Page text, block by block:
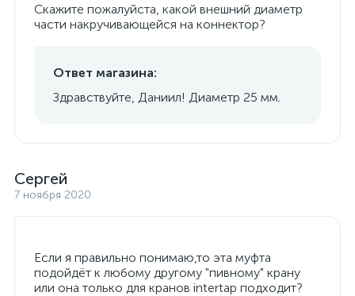
Скажите пожалуйста, какой внешний диаметр
части накручивающейся на коннектор?
Ответ магазина:
Здравствуйте, Даниил! Диаметр 25 мм.
Сергей
7 ноября 2020
Если я правильно понимаю,то эта муфта
подойдёт к любому другому "пивному" крану
или она только для кранов intertap подходит?